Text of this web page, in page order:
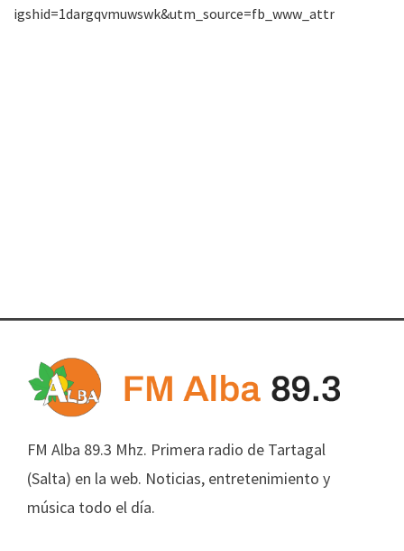
igshid=1dargqvmuwswk&utm_source=fb_www_attr
FM Alba 89.3 Mhz. Primera radio de Tartagal
(Salta) en la web. Noticias, entretenimiento y
música todo el día.